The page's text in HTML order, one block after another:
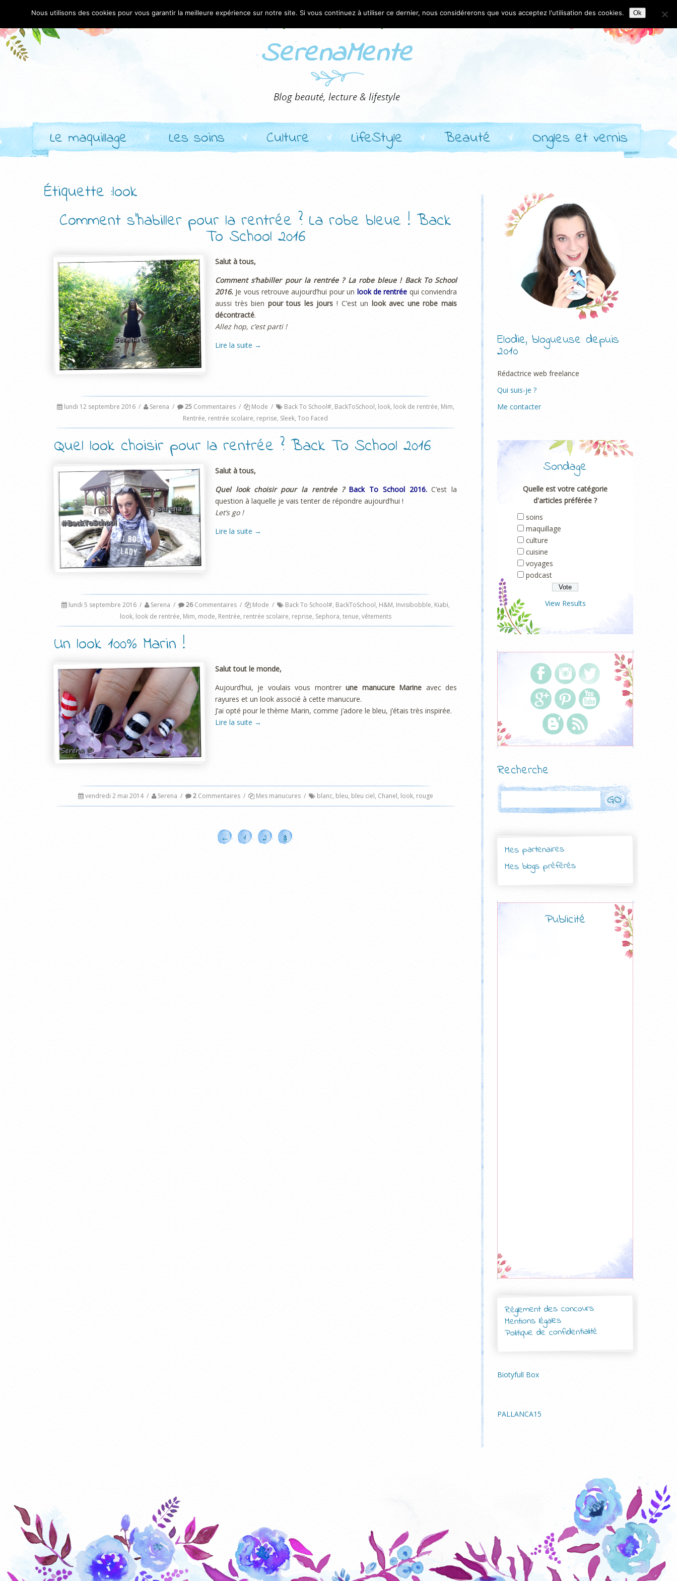
Le maquillage Les soins Culture LifeStyle Beauté Ongles et vernis
Étiquette :look
Comment s’habiller pour la rentrée ? La robe bleue ! Back
To School 2016
Salut à tous,
Comment s’habiller pour la rentrée ? La robe bleue ! Back To School
2016. Je vous retrouve aujourd’hui pour un look de rentrée qui conviendra
aussi très bien pour tous les jours ! C’est un look avec une robe mais
décontracté.
Allez hop, c’est parti !
Lire la suite →
lundi 12 septembre 2016 / Serena / 25Commentaires / Mode / Back To School#, BackToSchool, look, look de rentrée, Mim,
Rentrée, rentrée scolaire, reprise, Sleek, Too Faced
Quel look choisir pour la rentrée ? Back To School 2016
Salut à tous,
Quel look choisir pour la rentrée ? Back To School 2016.C’est la
question à laquelle je vais tenter de répondre aujourd’hui !
Let’s go !
Lire la suite →
lundi 5 septembre 2016 / Serena / 26Commentaires / Mode / Back To School#, BackToSchool, H&M, Invisibobble, Kiabi,
look, look de rentrée, Mim, mode, Rentrée, rentrée scolaire, reprise, Sephora, tenue, vêtements
Un look 100% Marin !
Salut tout le monde,
Aujourd’hui, je voulais vous montrerune manucure Marine avec des
rayures et un look associé à cette manucure.
J’ai opté pour le thème Marin, comme j’adore le bleu, j’étais très inspirée.
Lire la suite →
vendredi 2 mai 2014 / Serena / 2Commentaires / Mes manucures / blanc, bleu, bleu ciel, Chanel, look, rouge
← 1 2 3
Elodie, blogueuse depuis
2010
Rédactrice web freelance
Qui suis-je ?
Me contacter
Sondage
Quelle est votre catégorie
d'articles préférée ?
soins
maquillage
culture
cuisine
voyages
podcast
View Results
Recherche
Mes partenaires
Mes blogs préférés
Publicité
Règlement des concours
Mentions légales
Politique de confidentialité
Biotyfull Box
PALLANCA15
Nous utilisons des cookies pour vous garantir la meilleure expérience sur notre site. Si vous continuez à utiliser ce dernier, nous considérerons que vous acceptez l'utilisation des cookies. Ok